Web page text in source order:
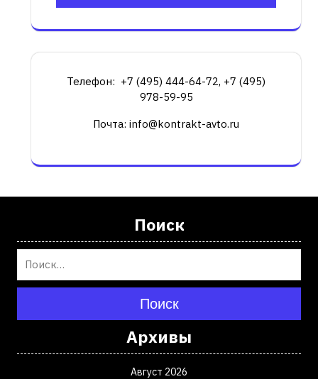
Телефон: +7 (495) 444-64-72, +7 (495)
978-59-95
Почта: info@kontrakt-avto.ru
Поиск
Поиск
Архивы
Август 2026